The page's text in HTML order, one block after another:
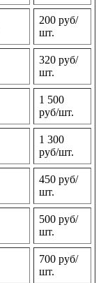
200 руб/
шт.
320 руб/
шт.
1 500
руб/шт.
1 300
руб/шт.
450 руб/
шт.
500 руб/
шт.
700 руб/
шт.